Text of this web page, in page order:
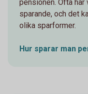
pensionen. Ofta
sparande, och det
olika sparformer.
Hur sparar man